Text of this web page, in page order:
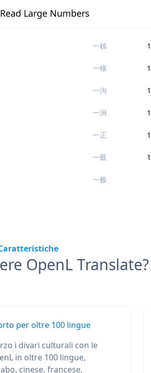
Large Numbers
一秭
一穰
一沟
一涧
一正
一载
一极
OpenL Translate?
per oltre 100 lingue
i divari culturali con le
in oltre 100 lingue,
cinese, francese,